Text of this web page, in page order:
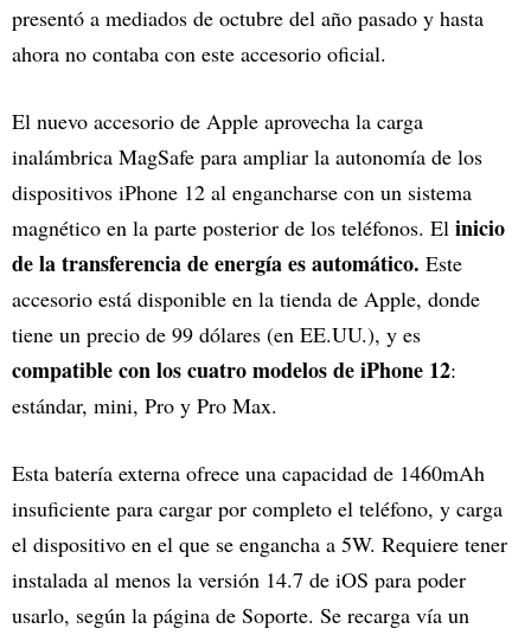
presentó a mediados de octubre del año pasado y hasta
ahora no contaba con este accesorio oficial.
El nuevo accesorio de Apple aprovecha la carga
inalámbrica MagSafe para ampliar la autonomía de los
dispositivos iPhone 12 al engancharse con un sistema
magnético en la parte posterior de los teléfonos. El inicio
de la transferencia de energía es automático. Este
accesorio está disponible en la tienda de Apple, donde
tiene un precio de 99 dólares (en EE.UU.), y es
compatible con los cuatro modelos de iPhone 12:
estándar, mini, Pro y Pro Max.
Esta batería externa ofrece una capacidad de 1460mAh
insuficiente para cargar por completo el teléfono, y carga
el dispositivo en el que se engancha a 5W. Requiere tener
instalada al menos la versión 14.7 de iOS para poder
usarlo, según la página de Soporte. Se recarga vía un